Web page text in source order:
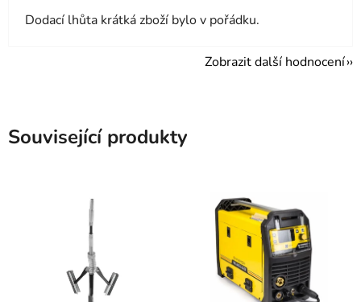
Dodací lhůta krátká zboží bylo v pořádku.
Zobrazit další hodnocení
Související produkty